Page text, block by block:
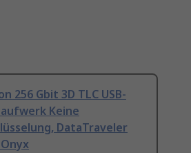
256 Gbit 3D TLC USB-
Keine
DataTraveler